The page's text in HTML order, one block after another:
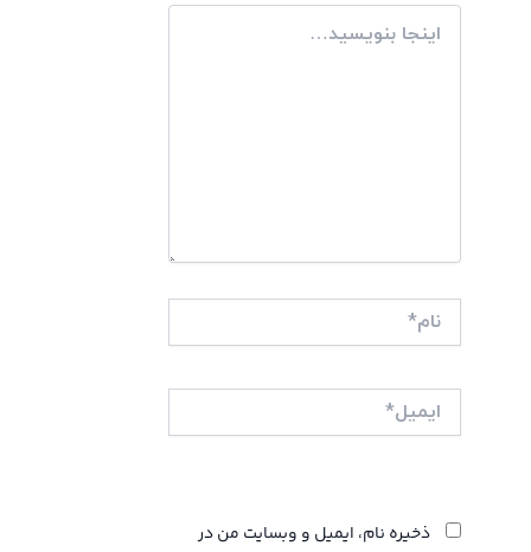
اینجا
بنویسید…
نام*
ایمیل*
ذخیره نام، ایمیل و وبسایت من در